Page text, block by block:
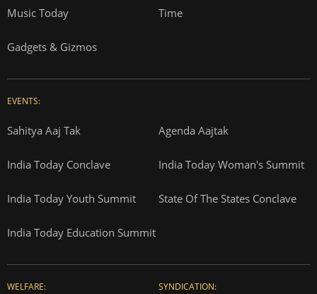
Music Today Time
Gadgets & Gizmos
EVENTS:
Sahitya Aaj Tak Agenda Aajtak
India Today Conclave India Today Woman's Summit
India Today Youth Summit State Of The States Conclave
India Today Education Summit
WELFARE: SYNDICATION: